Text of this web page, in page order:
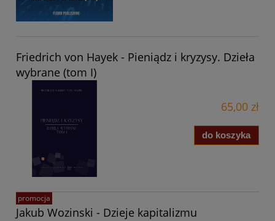
Friedrich von Hayek - Pieniądz i kryzysy. Dzieła
wybrane (tom I)
65,00 zł
do koszyka
Jakub Wozinski - Dzieje kapitalizmu
promocja